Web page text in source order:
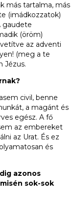
más tartalma, más
(imádkozzatok)
gaudete
(öröm)
az adventi
(meg a te
Jézus.
civil, benne
a magánt és
egész. A fő
az embereket
az Urat. És ez
és
azonos
sok-sok